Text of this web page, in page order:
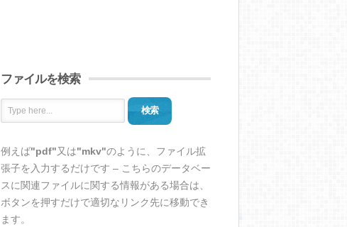
ファイルを検索
検索
例えば"pdf"又は"mkv"のように、ファイル拡
張子を入力するだけです – こちらのデータベー
スに関連ファイルに関する情報がある場合は、
ボタンを押すだけで適切なリンク先に移動でき
ます。